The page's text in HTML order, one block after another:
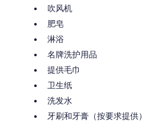
吹风机
肥皂
淋浴
名牌洗护用品
提供毛巾
卫生纸
洗发水
牙刷和牙膏（按要求提供）